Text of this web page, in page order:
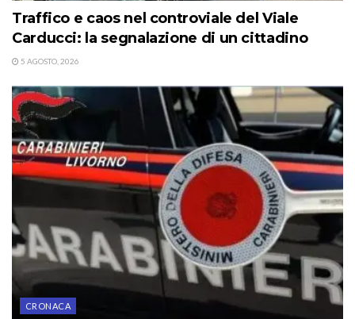
Traffico e caos nel controviale del Viale
Carducci: la segnalazione di un cittadino
5 AGOSTO, 2026
CRONACA